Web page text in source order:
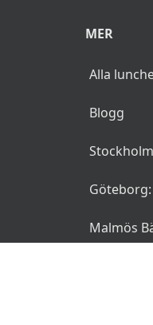
MER
Alla
Blogg
Malmös